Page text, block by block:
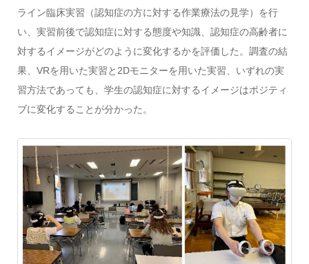
ライン臨床実習（認知症の方に対する作業療法の見学）を行
い、実習前後で認知症に対する態度や知識、認知症の高齢者に
対するイメージがどのように変化するかを評価した。調査の結
果、VRを用いた実習と2Dモニターを用いた実習、いずれの実
習方法であっても、学生の認知症に対するイメージはポジティ
ブに変化することが分かった。